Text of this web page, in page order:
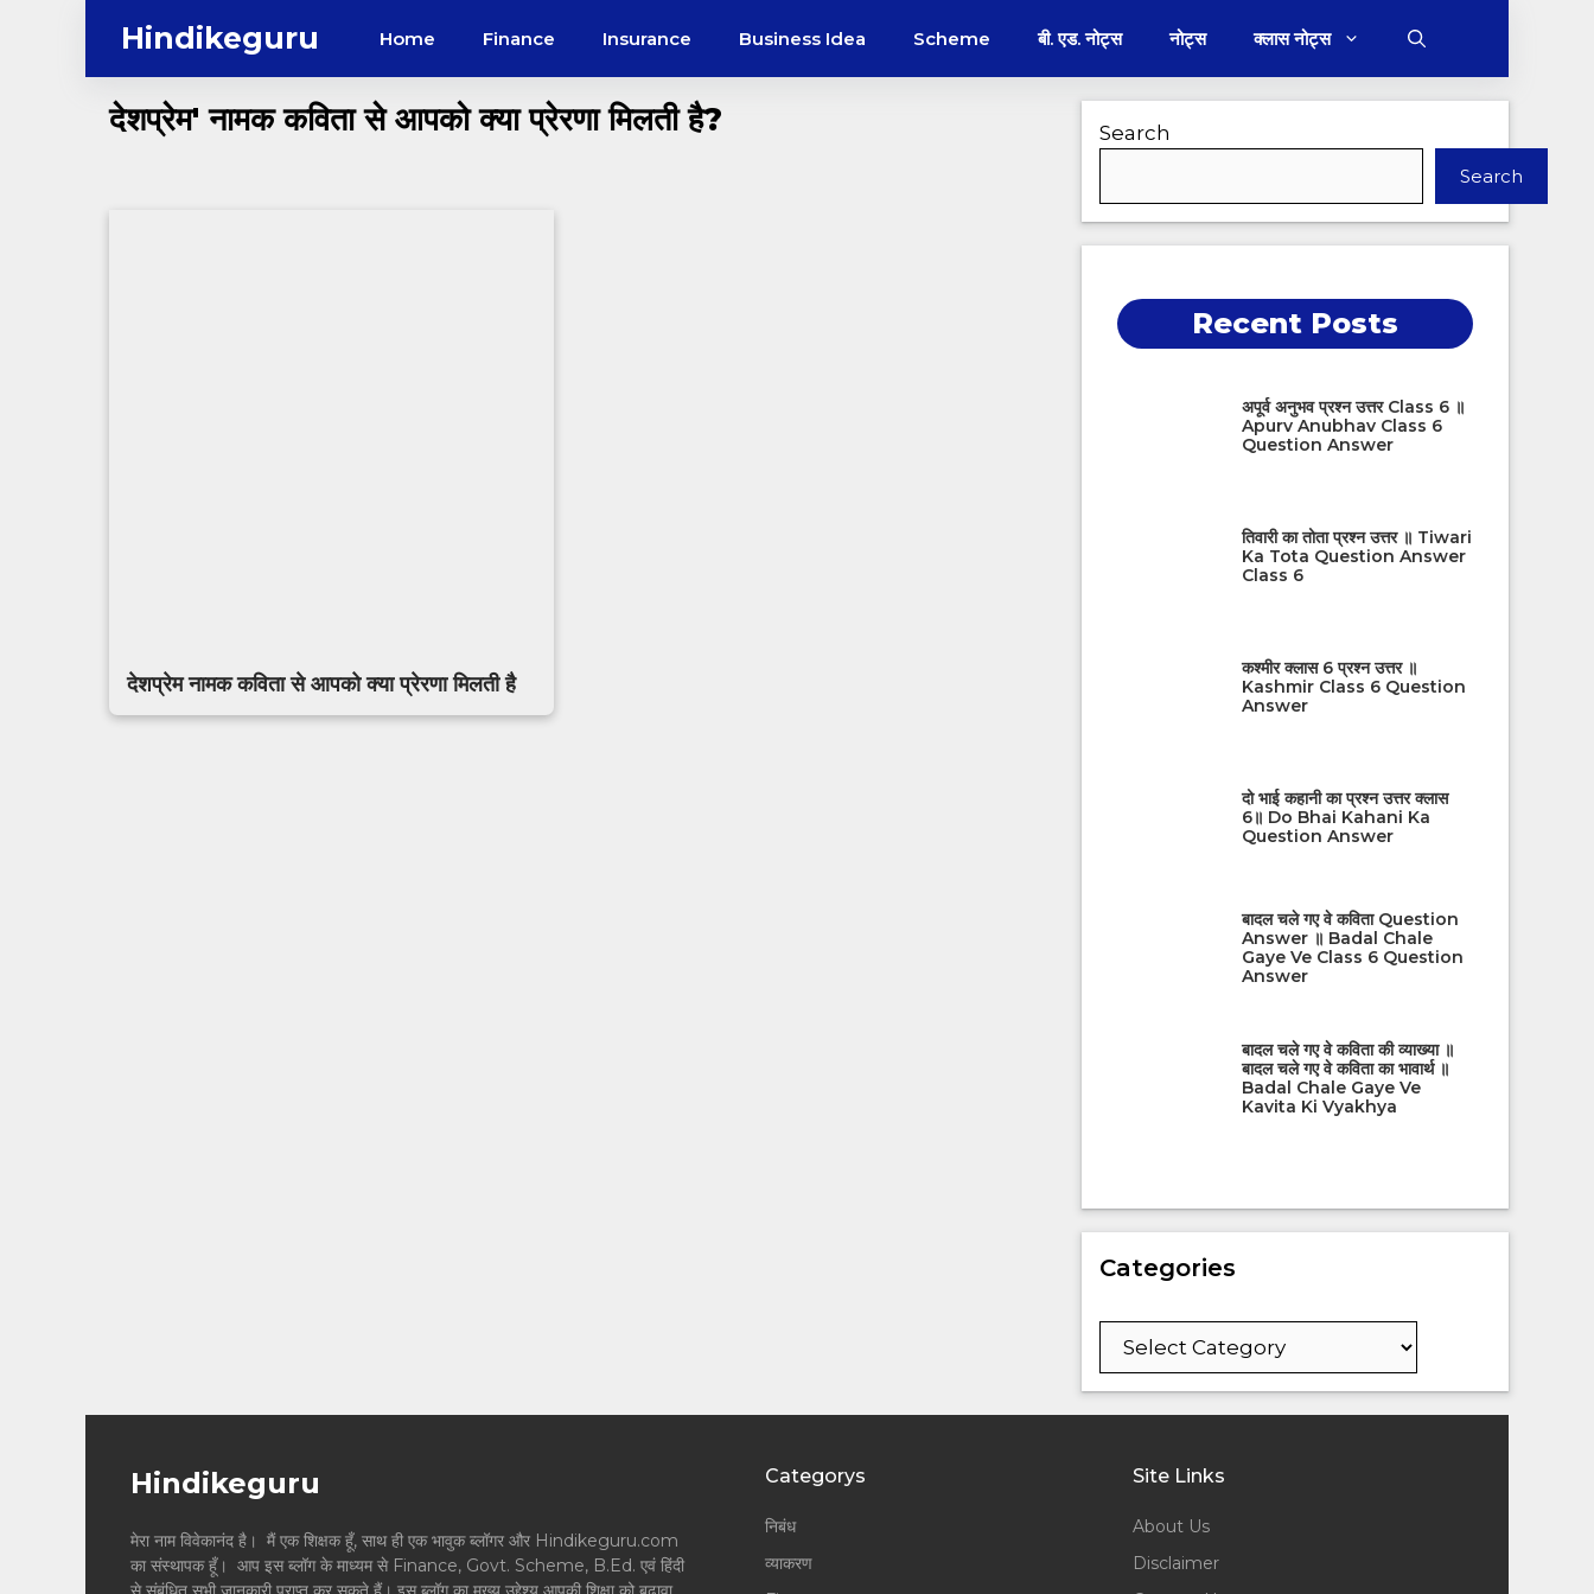
Hindikeguru Home Finance Insurance Business Idea Scheme बी. एड. नोट्स नोट्स क्लास नोट्स
देशप्रेम' नामक कविता से आपको क्या प्रेरणा मिलती है?
देशप्रेम नामक कविता से आपको क्या प्रेरणा मिलती है
Search
Search
Recent Posts
अपूर्व अनुभव प्रश्न उत्तर Class 6 ॥
Apurv Anubhav Class 6
Question Answer
तिवारी का तोता प्रश्न उत्तर ॥ Tiwari
Ka Tota Question Answer
Class 6
कश्मीर क्लास 6 प्रश्न उत्तर ॥
Kashmir Class 6 Question
Answer
दो भाई कहानी का प्रश्न उत्तर क्लास
6॥ Do Bhai Kahani Ka
Question Answer
बादल चले गए वे कविता Question
Answer ॥ Badal Chale
Gaye Ve Class 6 Question
Answer
बादल चले गए वे कविता की व्याख्या ॥
बादल चले गए वे कविता का भावार्थ ॥
Badal Chale Gaye Ve
Kavita Ki Vyakhya
Categories
Categories
Hindikeguru
मेरा नाम विवेकानंद है। मैं एक शिक्षक हूँ, साथ ही एक भावुक ब्लॉगर और Hindikeguru.com
का संस्थापक हूँ। आप इस ब्लॉग के माध्यम से Finance, Govt. Scheme, B.Ed. एवं हिंदी
Categorys
निबंध
व्याकरण
Site Links
About Us
Disclaimer